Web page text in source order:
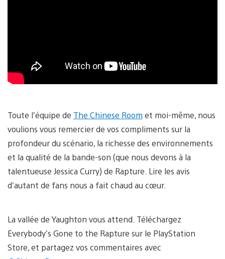
Toute l’équipe de The Chinese Room et moi-même, nous
voulions vous remercier de vos compliments sur la
profondeur du scénario, la richesse des environnements
et la qualité de la bande-son (que nous devons à la
talentueuse Jessica Curry) de Rapture. Lire les avis
d’autant de fans nous a fait chaud au cœur.
La vallée de Yaughton vous attend. Téléchargez
Everybody’s Gone to the Rapture sur le PlayStation
Store, et partagez vos commentaires avec